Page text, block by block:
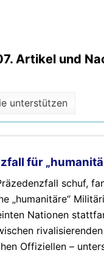
Artikel und
unterstützen
für
schuf,
„humanitäre“
Nationen
Offiziellen –